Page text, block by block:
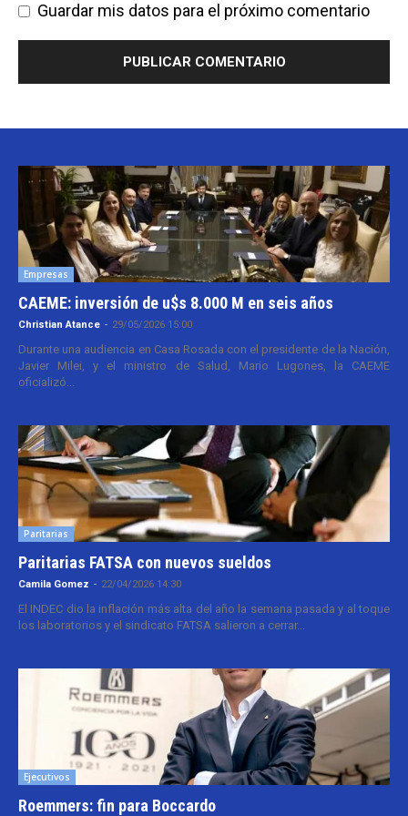
Guardar mis datos para el próximo comentario
Empresas
CAEME: inversión de u$s 8.000 M en seis años
Christian Atance - 29/05/2026 15:00
Durante una audiencia en Casa Rosada con el presidente de la Nación,
Javier Milei, y el ministro de Salud, Mario Lugones, la CAEME
oficializó...
Paritarias
Paritarias FATSA con nuevos sueldos
Camila Gomez - 22/04/2026 14:30
El INDEC dio la inflación más alta del año la semana pasada y al toque
los laboratorios y el sindicato FATSA salieron a cerrar...
Ejecutivos
Roemmers: fin para Boccardo